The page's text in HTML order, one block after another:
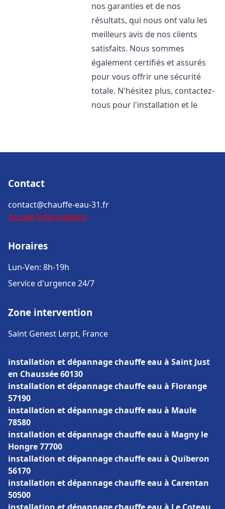
nos garanties et de nos
résultats, qui nous ont valu les
meilleurs avis de nos clients
satisfaits. Nous sommes
également certifiés et assurés
pour vous offrir une sécurité
totale. N'hésitez plus, contactez-
nous pour l'installation et le
Contact
contact@chauffe-eau-31.fr
Accueil Informations
Horaires
Lun-Ven: 8h-19h
Service d'urgence 24/7
Zone intervention
Saint Genest Lerpt, France
installation et dépannage chauffe eau à Saint Just
en Chaussée 60130
installation et dépannage chauffe eau à Florange
57190
installation et dépannage chauffe eau à Maule
78580
installation et dépannage chauffe eau à Magny le
Hongre 77700
installation et dépannage chauffe eau à Quiberon
56170
installation et dépannage chauffe eau à Carentan
50500